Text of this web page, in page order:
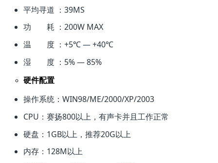
平均寻道 ：39MS
功 耗 ：200W MAX
温 度 ：+5℃ — +40℃
湿 度 ：5% — 85%
硬件配置
操作系统：WIN98/ME/2000/XP/2003
CPU：赛扬800以上，有声卡并且工作正常
硬盘：1GB以上，推荐20G以上
内存：128M以上